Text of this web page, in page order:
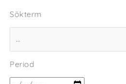
Sökterm
Period